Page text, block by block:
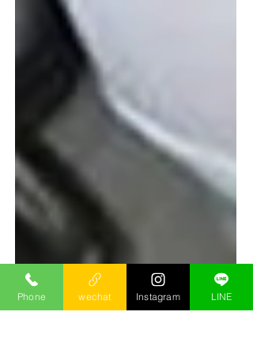
Phone wechat Instagram LINE